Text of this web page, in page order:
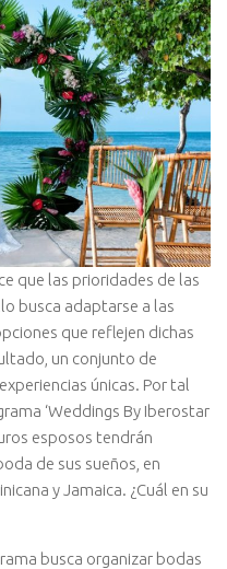
que las prioridades de las
busca adaptarse a las
que reflejen dichas
un conjunto de
únicas. Por tal
‘Weddings By Iberostar
esposos tendrán
de sus sueños, en
y Jamaica. ¿Cuál en su
busca organizar bodas